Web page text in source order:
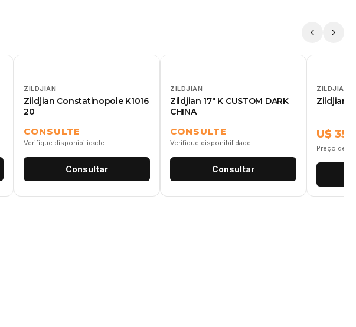
ZILDJIAN
Zildjian Constatinopole K1016
20
CONSULTE
Verifique disponibilidade
Consultar
ZILDJIAN
Zildjian 17" K CUSTOM DARK
CHINA
CONSULTE
Verifique disponibilidade
Consultar
ZILDJIAN
Zildjian
U$
Preço de